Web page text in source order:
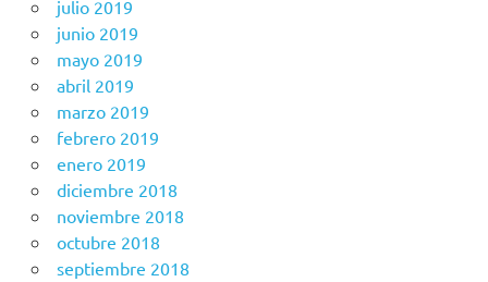
julio 2019
junio 2019
mayo 2019
abril 2019
marzo 2019
febrero 2019
enero 2019
diciembre 2018
noviembre 2018
octubre 2018
septiembre 2018